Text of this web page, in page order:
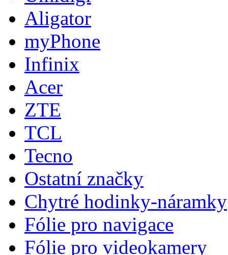
Aligator
myPhone
Infinix
Acer
ZTE
TCL
Tecno
Ostatní značky
Chytré hodinky-náramky
Fólie pro navigace
Fólie pro videokamery